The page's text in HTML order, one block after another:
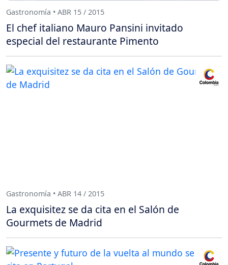
Gastronomía • ABR 15 / 2015
El chef italiano Mauro Pansini invitado
especial del restaurante Pimento
Gastronomía • ABR 14 / 2015
La exquisitez se da cita en el Salón de
Gourmets de Madrid